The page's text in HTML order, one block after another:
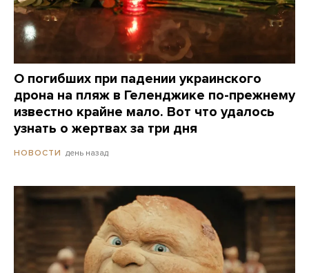
О погибших при падении украинского
дрона на пляж в Геленджике по-прежнему
известно крайне мало. Вот что удалось
узнать о жертвах за три дня
НОВОСТИ день назад